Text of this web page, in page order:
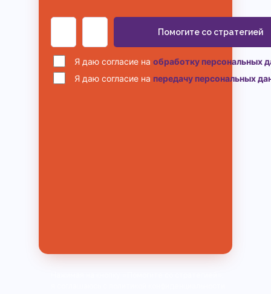
Помогите со стратегией
Я даю согласие на обработку персональных
Я даю согласие на передачу персональных